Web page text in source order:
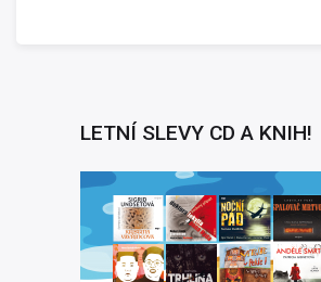
LETNÍ SLEVY CD A KNIH!